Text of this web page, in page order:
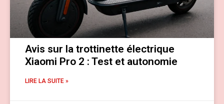
Avis sur la trottinette électrique
Xiaomi Pro 2 : Test et autonomie
LIRE LA SUITE »